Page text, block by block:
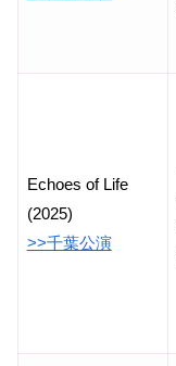
Echoes of Life
(2025)
>>千葉公演